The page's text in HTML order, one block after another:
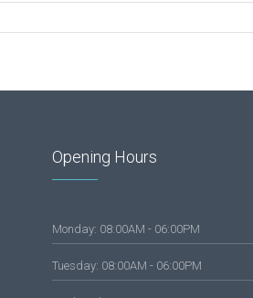
Opening Hours
Monday: 08:00AM - 06:00PM
Tuesday: 08:00AM - 06:00PM